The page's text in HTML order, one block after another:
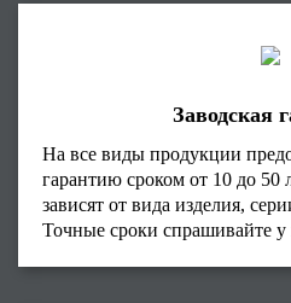
Заводская
На все виды продукции
гарантию сроком от 10 до 50
зависят от вида изделия,
Точные сроки спрашивайте у